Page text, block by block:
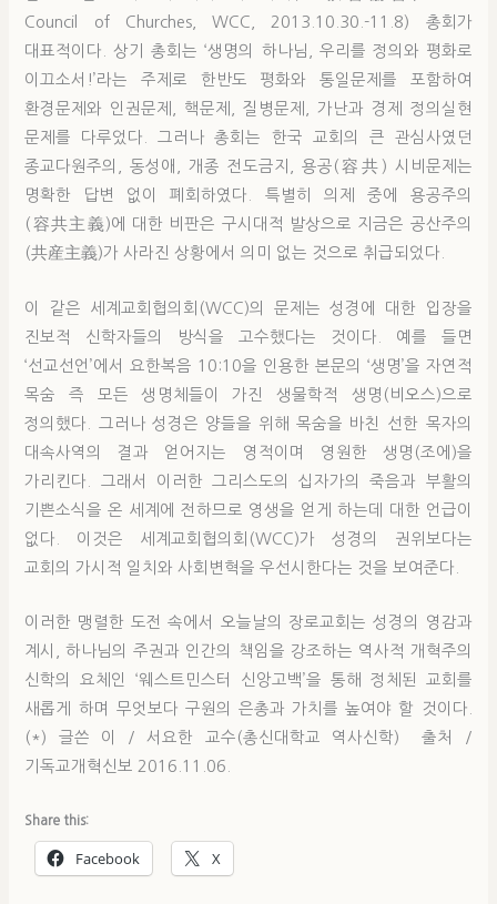
Council of Churches, WCC, 2013.10.30.-11.8) 총회가
대표적이다. 상기 총회는 ‘생명의 하나님, 우리를 정의와 평화로
이끄소서!’라는 주제로 한반도 평화와 통일문제를 포함하여
환경문제와 인권문제, 핵문제, 질병문제, 가난과 경제 정의실현
문제를 다루었다. 그러나 총회는 한국 교회의 큰 관심사였던
종교다원주의, 동성애, 개종 전도금지, 용공(容共) 시비문제는
명확한 답변 없이 폐회하였다. 특별히 의제 중에 용공주의
(容共主義)에 대한 비판은 구시대적 발상으로 지금은 공산주의
(共産主義)가 사라진 상황에서 의미 없는 것으로 취급되었다.
이 같은 세계교회협의회(WCC)의 문제는 성경에 대한 입장을
진보적 신학자들의 방식을 고수했다는 것이다. 예를 들면
‘선교선언’에서 요한복음 10:10을 인용한 본문의 ‘생명’을 자연적
목숨 즉 모든 생명체들이 가진 생물학적 생명(비오스)으로
정의했다. 그러나 성경은 양들을 위해 목숨을 바친 선한 목자의
대속사역의 결과 얻어지는 영적이며 영원한 생명(조에)을
가리킨다. 그래서 이러한 그리스도의 십자가의 죽음과 부활의
기쁜소식을 온 세계에 전하므로 영생을 얻게 하는데 대한 언급이
없다. 이것은 세계교회협의회(WCC)가 성경의 권위보다는
교회의 가시적 일치와 사회변혁을 우선시한다는 것을 보여준다.
이러한 맹렬한 도전 속에서 오늘날의 장로교회는 성경의 영감과
계시, 하나님의 주권과 인간의 책임을 강조하는 역사적 개혁주의
신학의 요체인 ‘웨스트민스터 신앙고백’을 통해 정체된 교회를
새롭게 하며 무엇보다 구원의 은총과 가치를 높여야 할 것이다.
(*) 글쓴 이 / 서요한 교수(총신대학교 역사신학) 출처 /
기독교개혁신보 2016.11.06.
Share this:
Facebook X